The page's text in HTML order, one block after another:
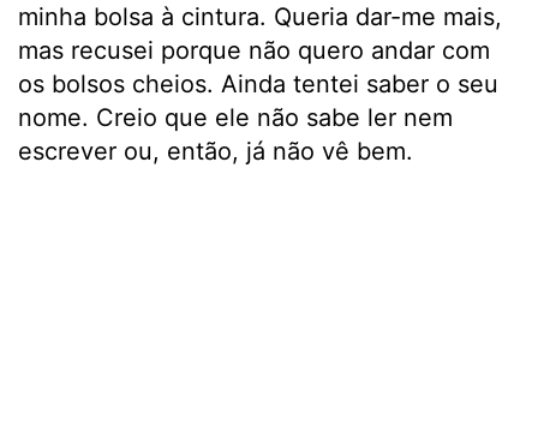
minha bolsa à cintura. Queria dar-me mais,
mas recusei porque não quero andar com
os bolsos cheios. Ainda tentei saber o seu
nome. Creio que ele não sabe ler nem
escrever ou, então, já não vê bem.